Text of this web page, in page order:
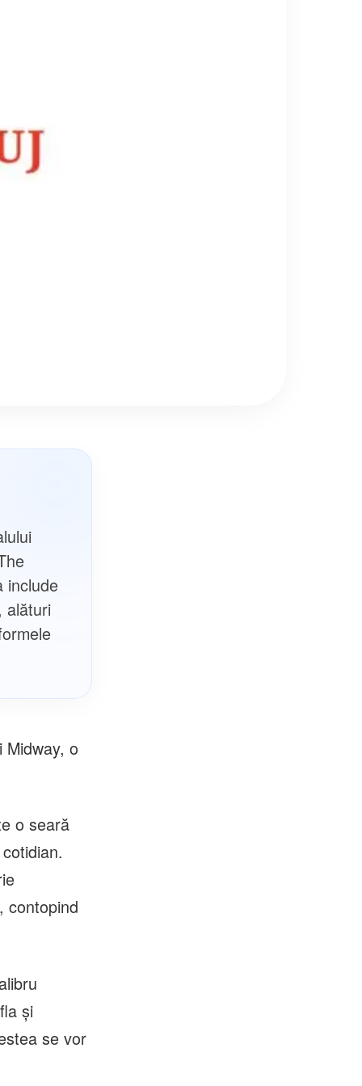
include
alături
o
o seară
contopind
și
se vor